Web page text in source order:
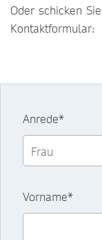
Oder schicken
Kontaktformular:
Anrede*
Vorname*